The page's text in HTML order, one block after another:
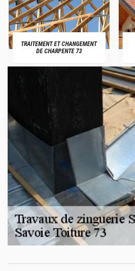
TRAITEMENT ET CHANGEMENT
DE CHARPENTE 73